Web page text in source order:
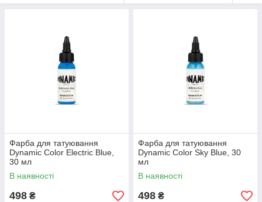
Фарба для татуювання
Dynamic Color Electric Blue,
30 мл
В наявності
498 ₴
Фарба для татуювання
Dynamic Color Sky Blue, 30
мл
В наявності
498 ₴